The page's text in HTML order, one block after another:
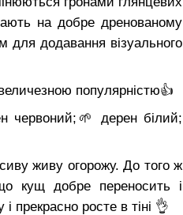
на добре дренованому
для додавання візуального
популярністю👍
червоний;🌱 дерен білий;
живу огорожу. До того ж
кущ добре переносить і
прекрасно росте в тіні 👌